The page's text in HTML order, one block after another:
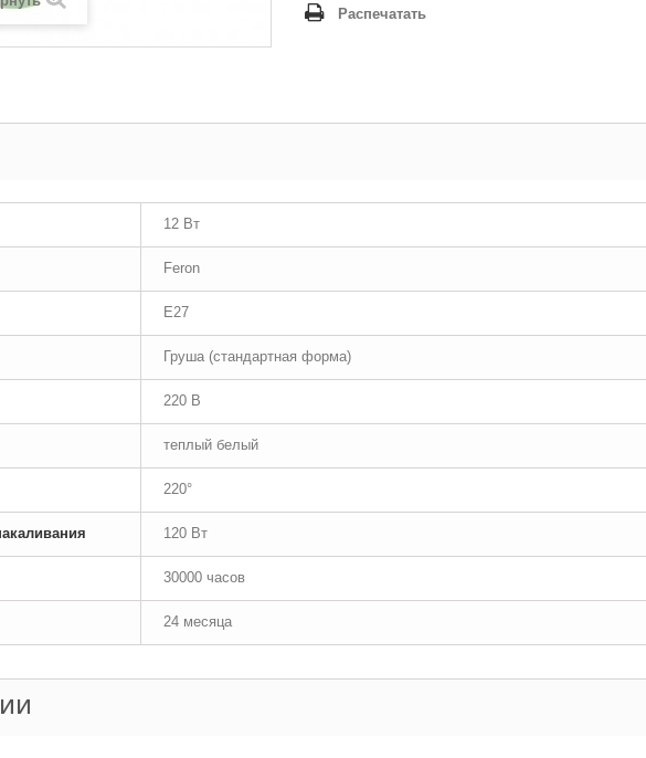
Распечатать
12 Вт
Feron
E27
Груша (стандартная форма)
220 В
теплый белый
220°
120 Вт
30000 часов
24 месяца